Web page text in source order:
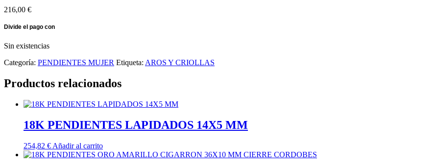
216,00 €
Sin existencias
Categoría: PENDIENTES MUJER Etiqueta: AROS Y CRIOLLAS
Productos relacionados
18K PENDIENTES LAPIDADOS 14X5 MM
254,82 € Añadir al carrito